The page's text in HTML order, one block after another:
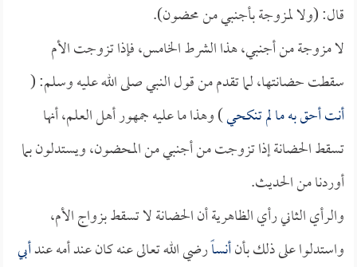
قال: (ولا لمزوجة بأجنبي من محضون).
لا مزوجة من أجنبي، هذا الشرط الخامس، فإذا تزوجت الأم
سقطت حضانتها، لما تقدم من قول النبي صلى الله عليه وسلم: (
أنت أحق به ما لم تنكحي) وهذا ما عليه جمهور أهل العلم، أنها
تسقط الحضانة إذا تزوجت من أجنبي من المحضون، ويستدلون بما
أوردنا من الحديث.
والرأي الثاني رأي الظاهرية أن الحضانة لا تسقط بزواج الأم،
واستدلوا على ذلك بأنأنساًرضي الله تعالى عنه كان عند أمه عندأبي